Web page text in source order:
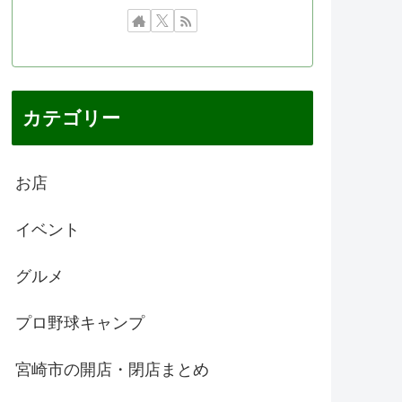
カテゴリー
お店
イベント
グルメ
プロ野球キャンプ
宮崎市の開店・閉店まとめ